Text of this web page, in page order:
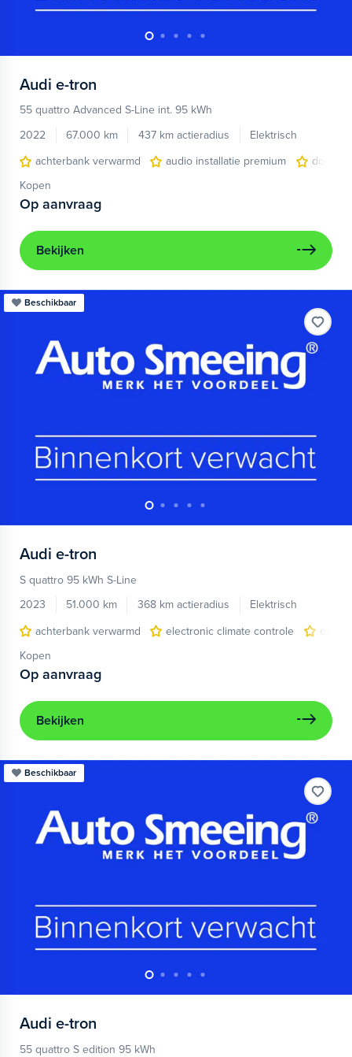
Audi e-tron
55 quattro Advanced S-Line int. 95 kWh
2022
67.000 km 437 km actieradius
Elektrisch
achterbank verwarmd
audio installatie premium
Kopen
Op aanvraag
Bekijken
Beschikbaar
Audi e-tron
S quattro 95 kWh S-Line
2023
51.000 km 368 km actieradius
Elektrisch
achterbank verwarmd
electronic climate controle
Kopen
Op aanvraag
Bekijken
Beschikbaar
Audi e-tron
55 quattro S edition 95 kWh